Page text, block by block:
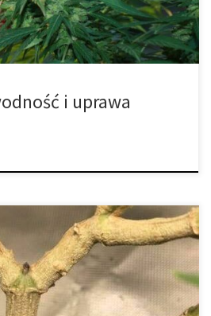
i uprawa
alternatywa dla przycinania
i szybko rosnąca roślina, która
optymalizacji upraw, takie jak:
sadzonki; uprawa hydroponiczna